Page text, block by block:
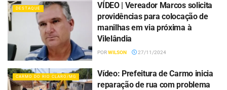
DESTAQUE
VÍDEO | Vereador Marcos solicita
providências para colocação de
manilhas em via próxima à
Vilelândia
PORWILSON 27/11/2024
CARMO DO RIO CLARO/MG
Vídeo: Prefeitura de Carmo inicia
reparação de rua com problema